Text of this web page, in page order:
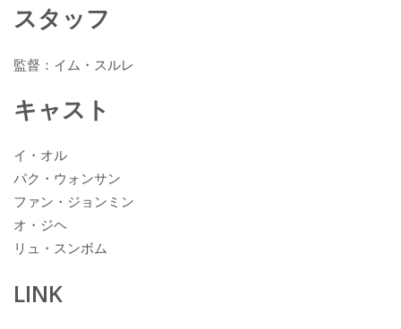
スタッフ
監督：イム・スルレ
キャスト
イ・オル
パク・ウォンサン
ファン・ジョンミン
オ・ジヘ
リュ・スンボム
LINK